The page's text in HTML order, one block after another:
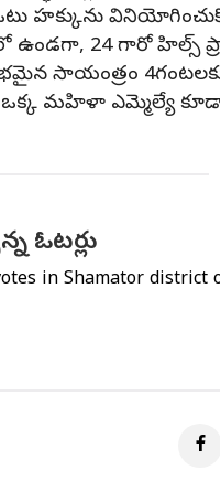
హక్కును
ఉండగా, 24 గారో హిల్స్
సాయంత్రం 4గంటలకు
ఒక్క మహిళా ఎమ్మెల్యే
ఓటర్లు
in Shamator district